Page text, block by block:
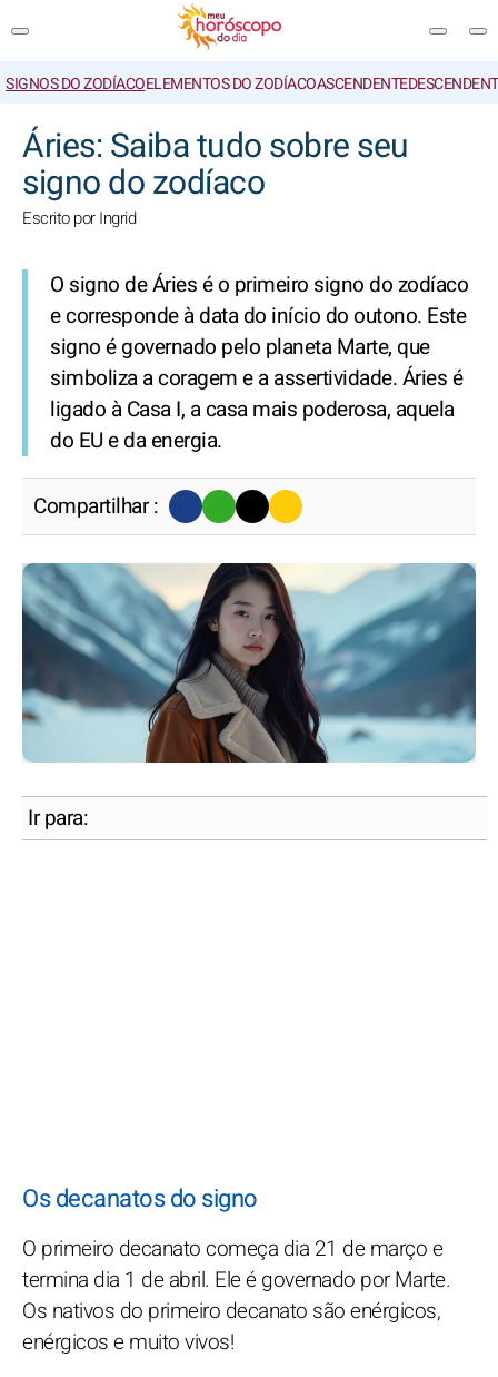
SIGNOS DO ZODÍACOELEMENTOS DO ZODÍACOASCENDENTE
Áries: Saiba tudo sobre seu
signo do zodíaco
Escrito por Ingrid
O signo de Áries é o primeiro signo do zodíaco
e corresponde à data do início do outono. Este
signo é governado pelo planeta Marte, que
simboliza a coragem e a assertividade. Áries é
ligado à Casa I, a casa mais poderosa, aquela
do EU e da energia.
Compartilhar :
Ir para:
Os decanatos do signo
O primeiro decanato começa dia 21 de março e
termina dia 1 de abril. Ele é governado por Marte.
Os nativos do primeiro decanato são enérgicos,
enérgicos e muito vivos!